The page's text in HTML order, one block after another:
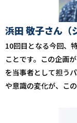
浜田 敬子さん（
10回目となる今回、
ことです。この企画
を当事者として担う
や意識の変化が、こ